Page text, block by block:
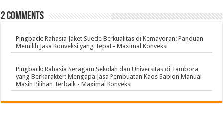
2 comments
Pingback:Rahasia Jaket Suede Berkualitas di Kemayoran: Panduan
Memilih Jasa Konveksi yang Tepat - Maximal Konveksi
Pingback:Rahasia Seragam Sekolah dan Universitas di Tambora
yang Berkarakter: Mengapa Jasa Pembuatan Kaos Sablon Manual
Masih Pilihan Terbaik - Maximal Konveksi